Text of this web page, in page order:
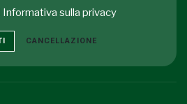
Informativa sulla privacy
CANCELLAZIONE